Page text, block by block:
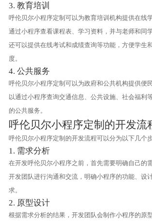
3. 教育培训
呼伦贝尔小程序定制可以为教育培训机构提供在线
通过小程序查看课程表、学习资料，并与老师和同
还可以提供在线考试和成绩查询等功能，方便学生
度。
4. 公共服务
呼伦贝尔小程序定制可以为政府和公共机构提供便
以通过小程序查询交通信息、公共设施、社会福利
的公共服务。
呼伦贝尔小程序定制的开发流
呼伦贝尔小程序定制的开发流程可以分为以下几个
1. 需求分析
在开发呼伦贝尔小程序之前，首先需要明确自己的
开发团队进行沟通和交流，明确小程序的功能、设
求。
2. 原型设计
根据需求分析的结果，开发团队会制作小程序的原